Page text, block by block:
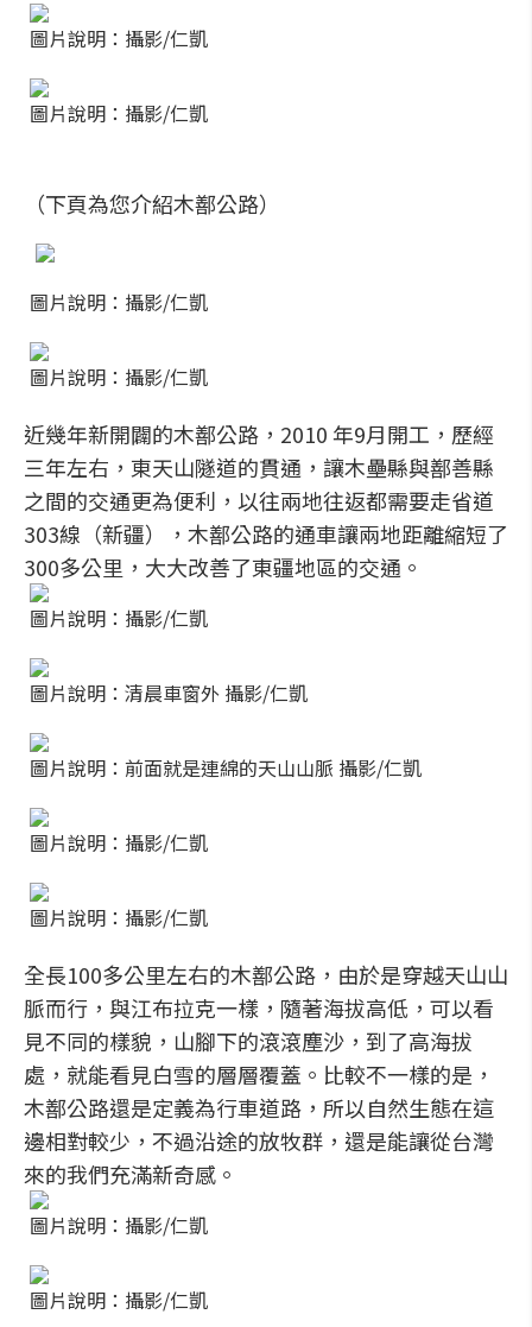
圖片說明：攝影/仁凱
圖片說明：攝影/仁凱
（下頁為您介紹木鄯公路）
圖片說明：攝影/仁凱
圖片說明：攝影/仁凱
近幾年新開闢的木鄯公路，2010 年9月開工，歷經
三年左右，東天山隧道的貫通，讓木壘縣與鄯善縣
之間的交通更為便利，以往兩地往返都需要走省道
303線（新疆），木鄯公路的通車讓兩地距離縮短了
300多公里，大大改善了東疆地區的交通。
圖片說明：攝影/仁凱
圖片說明：清晨車窗外 攝影/仁凱
圖片說明：前面就是連綿的天山山脈 攝影/仁凱
圖片說明：攝影/仁凱
圖片說明：攝影/仁凱
全長100多公里左右的木鄯公路，由於是穿越天山山
脈而行，與江布拉克一樣，隨著海拔高低，可以看
見不同的樣貌，山腳下的滾滾塵沙，到了高海拔
處，就能看見白雪的層層覆蓋。比較不一樣的是，
木鄯公路還是定義為行車道路，所以自然生態在這
邊相對較少，不過沿途的放牧群，還是能讓從台灣
來的我們充滿新奇感。
圖片說明：攝影/仁凱
圖片說明：攝影/仁凱